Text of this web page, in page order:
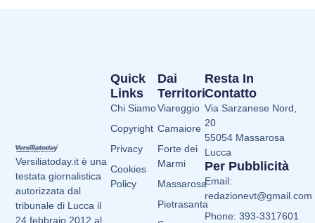
Versiliatoday.it è una
testata giornalistica
autorizzata dal
tribunale di Lucca il
24 febbraio 2012 al
Dai
Territori
Viareggio
Camaiore
Forte dei
Marmi
Massarosa
Pietrasanta
Quick
Links
Chi Siamo
Copyright
Privacy
Cookies
Policy
Resta In
Contatto
Via Sarzanese Nord,
20
55054 Massarosa
Lucca
Per Pubblicità
Email:
redazionevt@gmail.com
Phone: 393-3317601